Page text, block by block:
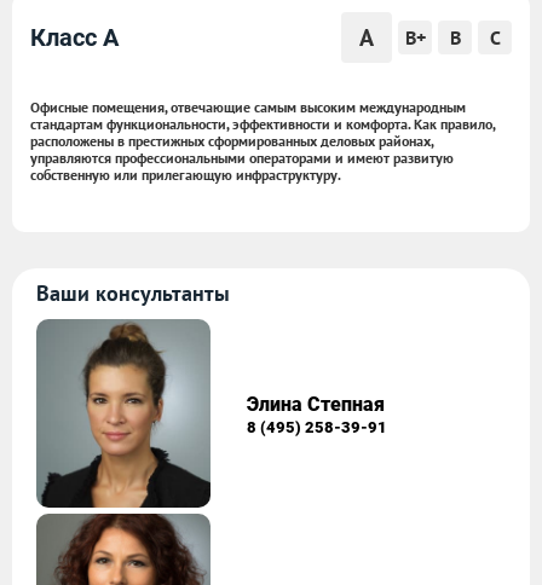
Класс A A B+ B C
Офисные помещения, отвечающие самым высоким международным
стандартам функциональности, эффективности и комфорта. Как правило,
расположены в престижных сформированных деловых районах,
управляются профессиональными операторами и имеют развитую
собственную или прилегающую инфраструктуру.
Ваши консультанты
Элина Степная
8 (495) 258-39-91